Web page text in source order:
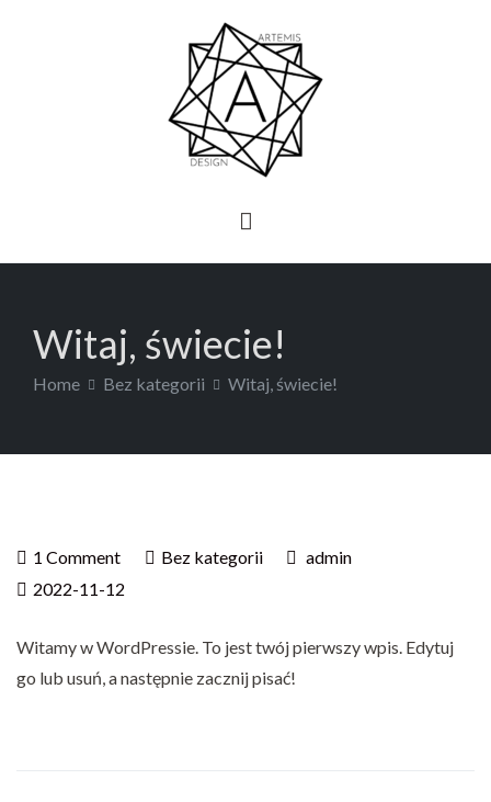
Witaj, świecie!
Home Bez kategorii Witaj, świecie!
1 Commenton
Witaj,
Bez kategorii
admin
2022-11-12
Witamy w WordPressie. To jest twój pierwszy wpis. Edytuj
go lub usuń, a następnie zacznij pisać!